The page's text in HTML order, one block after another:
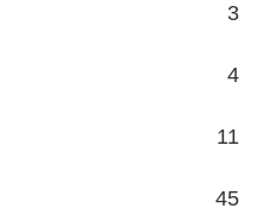
3
4
11
45